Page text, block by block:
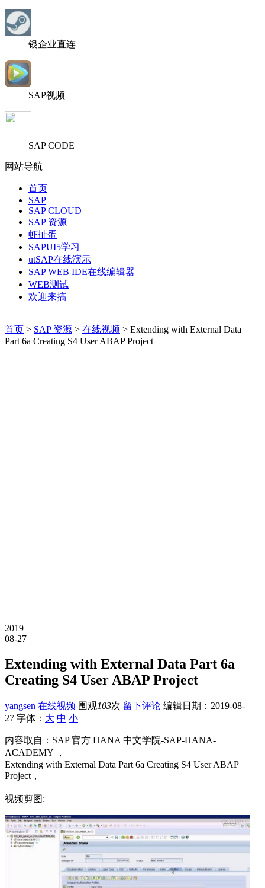
银企业直连
SAP视频
SAP CODE
网站导航
首页
SAP
SAP CLOUD
SAP 资源
虾扯蛋
SAPUI5学习
utSAP在线演示
SAP WEB IDE在线编辑器
WEB测试
欢迎来搞
首页 > SAP 资源 > 在线视频 > Extending with External Data
Part 6a Creating S4 User ABAP Project
2019
08-27
Extending with External Data Part 6a
Creating S4 User ABAP Project
yangsen 在线视频 围观103次 留下评论 编辑日期： 2019-08-
27 字体： 大 中 小
内容取自：SAP 官方 HANA 中文学院-SAP-HANA-
ACADEMY ，
Extending with External Data Part 6a Creating S4 User ABAP
Project，
视频剪图: